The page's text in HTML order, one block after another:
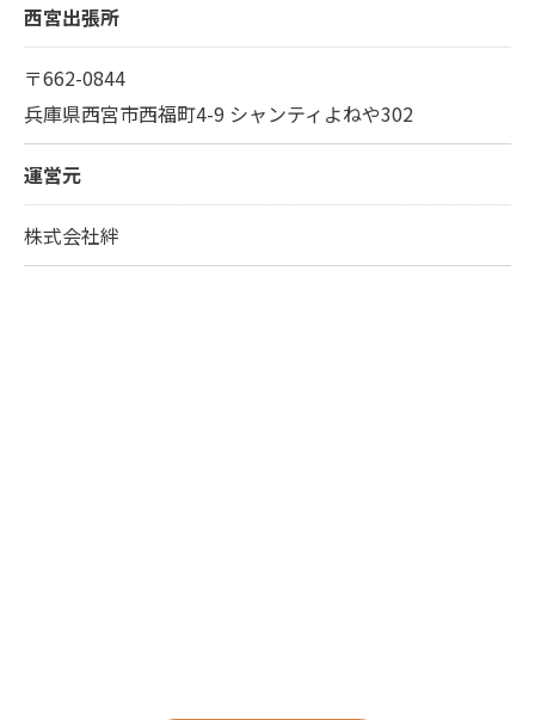
西宮出張所
〒662-0844
兵庫県西宮市西福町4-9 シャンティよねや302
運営元
株式会社絆